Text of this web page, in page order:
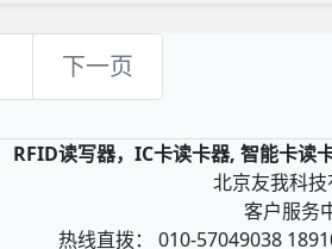
下一页
RFID读写器，IC卡读卡器, 智能卡读
北京友我科
客户服务
热线直拨： 010-57049038